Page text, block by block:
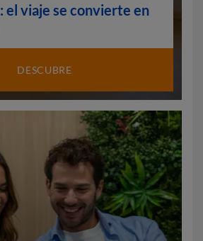
el viaje se convierte en
DESCUBRE